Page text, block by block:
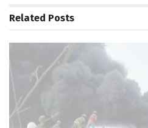
Related Posts